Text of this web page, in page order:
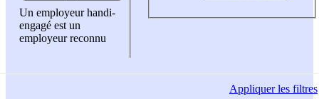
Un employeur handi-
engagé est un
employeur reconnu
Appliquerles filtres